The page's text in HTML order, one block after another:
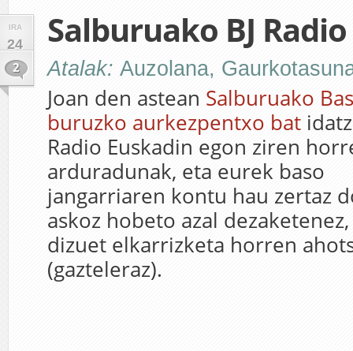
IRA
24
2
Salburuako BJ
Atalak: Auzolana,
Joan den astean Salburuako
buruzko aurkezpentxo bat
Radio Euskadin egon ziren
arduradunak, eta eurek baso
jangarriaren kontu hau zertaz
askoz hobeto azal
dizuet elkarrizketa horren
(gazteleraz).